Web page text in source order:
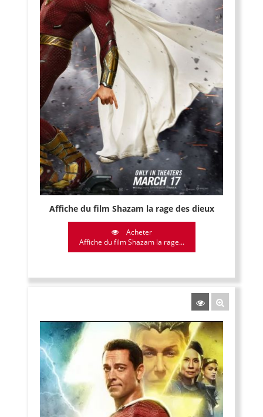
Affiche du film Shazam la rage des dieux
Acheter
Affiche du film Shazam la rage...